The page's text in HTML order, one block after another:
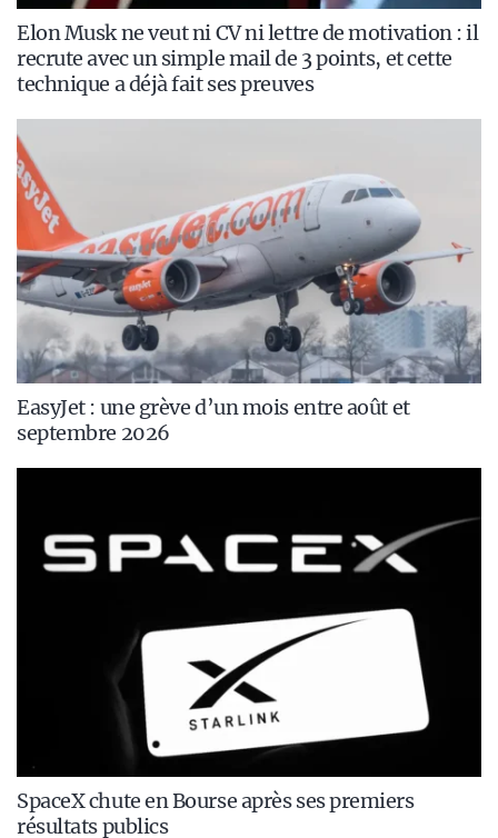
Elon Musk ne veut ni CV ni lettre de motivation : il
recrute avec un simple mail de 3 points, et cette
technique a déjà fait ses preuves
EasyJet : une grève d’un mois entre août et
septembre 2026
SpaceX chute en Bourse après ses premiers
résultats publics